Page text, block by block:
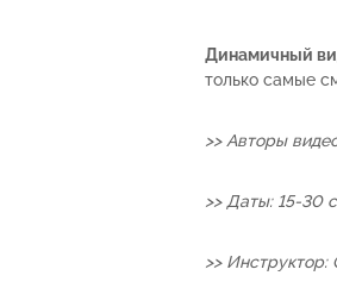
Динамичный
только самые
>> Авторы
>> Даты: 15-30
>> Инструктор: